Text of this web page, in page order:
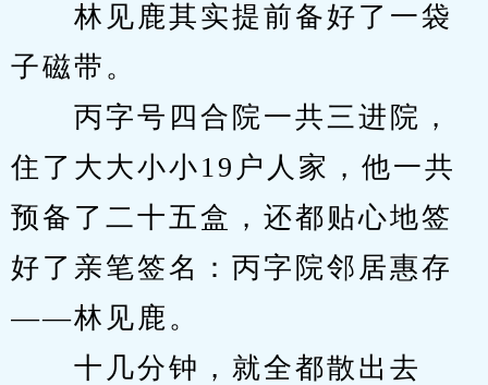
林见鹿其实提前备好了一袋
子磁带。
丙字号四合院一共三进院，
住了大大小小19户人家，他一共
预备了二十五盒，还都贴心地签
好了亲笔签名：丙字院邻居惠存
——林见鹿。
十几分钟，就全都散出去